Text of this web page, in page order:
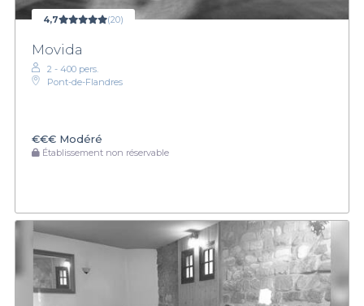
4,7 (20)
Movida
2 - 400 pers.
Pont-de-Flandres
€€€ Modéré
Établissement non réservable